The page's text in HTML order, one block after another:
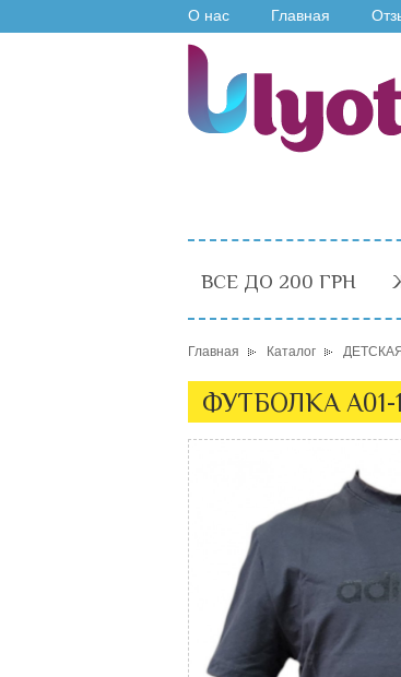
О нас Главная
ВСЕ ДО 200 ГРН
Главная Каталог
ФУТБОЛКА A01-